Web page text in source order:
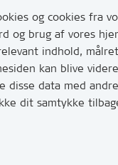
med os?
Tip os
T:7249
Bemærk:
10 og 11
og cookies fra
og brug af vores
indhold,
kan blive
disse data med
dit samtykke